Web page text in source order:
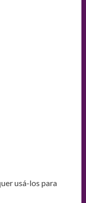
usá-los para